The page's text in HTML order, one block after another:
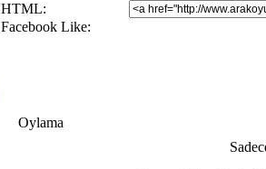
HTML:
Facebook Like:
Oylama